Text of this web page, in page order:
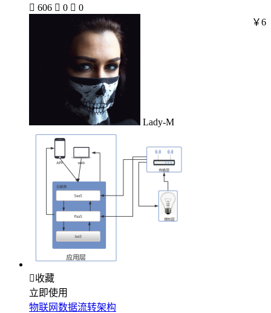
 606  0  0
Lady-M
￥6
收藏
立即使用
物联网数据流转架构